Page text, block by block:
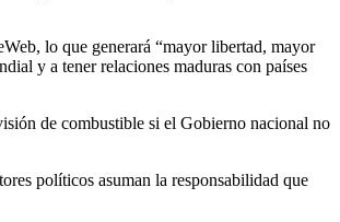
lo que generará “mayor libertad, mayor
y a tener relaciones maduras con países
de combustible si el Gobierno nacional no
políticos asuman la responsabilidad que